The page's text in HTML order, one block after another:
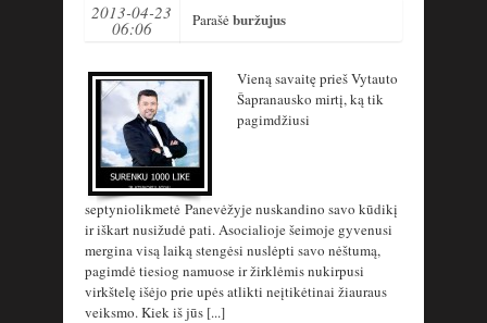
2013-04-23
06:06 Parašėburžujus
Vieną savaitę prieš Vytauto
Šapranausko mirtį, ką tik
pagimdžiusi
septyniolikmetė Panevėžyje nuskandino savo kūdikį
ir iškart nusižudė pati. Asocialioje šeimoje gyvenusi
mergina visą laiką stengėsi nuslėpti savo nėštumą,
pagimdė tiesiog namuose ir žirklėmis nukirpusi
virkštelę išėjo prie upės atlikti neįtikėtinai žiauraus
veiksmo. Kiek iš jūs [...]